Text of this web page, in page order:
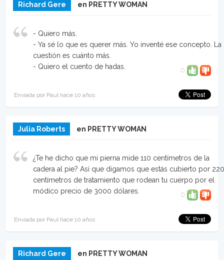
Richard Gere en PRETTY WOMAN
- Quiero más.
- Ya sé lo que es querer más. Yo inventé ese concepto. La
cuestión es cuánto más.
- Quiero el cuento de hadas.
0
Enviada por Paul hace 10 años
Julia Roberts en PRETTY WOMAN
¿Te he dicho que mi pierna mide 110 centímetros de la
cadera al pie? Así que digamos que estás cubierto por
centímetros de tratamiento que rodean tu cuerpo por el
módico precio de 3000 dólares.
0
Enviada por Paul hace 10 años
Richard Gere en PRETTY WOMAN